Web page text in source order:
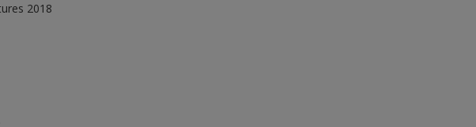
2018